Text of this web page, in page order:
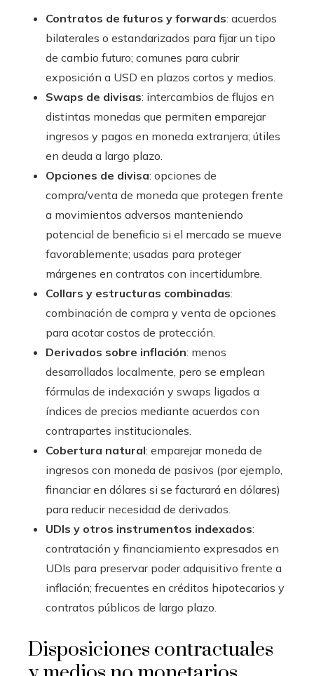
Contratos de futuros y forwards: acuerdos
bilaterales o estandarizados para fijar un tipo
de cambio futuro; comunes para cubrir
exposición a USD en plazos cortos y medios.
Swaps de divisas: intercambios de flujos en
distintas monedas que permiten emparejar
ingresos y pagos en moneda extranjera; útiles
en deuda a largo plazo.
Opciones de divisa: opciones de
compra/venta de moneda que protegen frente
a movimientos adversos manteniendo
potencial de beneficio si el mercado se mueve
favorablemente; usadas para proteger
márgenes en contratos con incertidumbre.
Collars y estructuras combinadas:
combinación de compra y venta de opciones
para acotar costos de protección.
Derivados sobre inflación: menos
desarrollados localmente, pero se emplean
fórmulas de indexación y swaps ligados a
índices de precios mediante acuerdos con
contrapartes institucionales.
Cobertura natural: emparejar moneda de
ingresos con moneda de pasivos (por ejemplo,
financiar en dólares si se facturará en dólares)
para reducir necesidad de derivados.
UDIs y otros instrumentos indexados:
contratación y financiamiento expresados en
UDIs para preservar poder adquisitivo frente a
inflación; frecuentes en créditos hipotecarios y
contratos públicos de largo plazo.
Disposiciones contractuales